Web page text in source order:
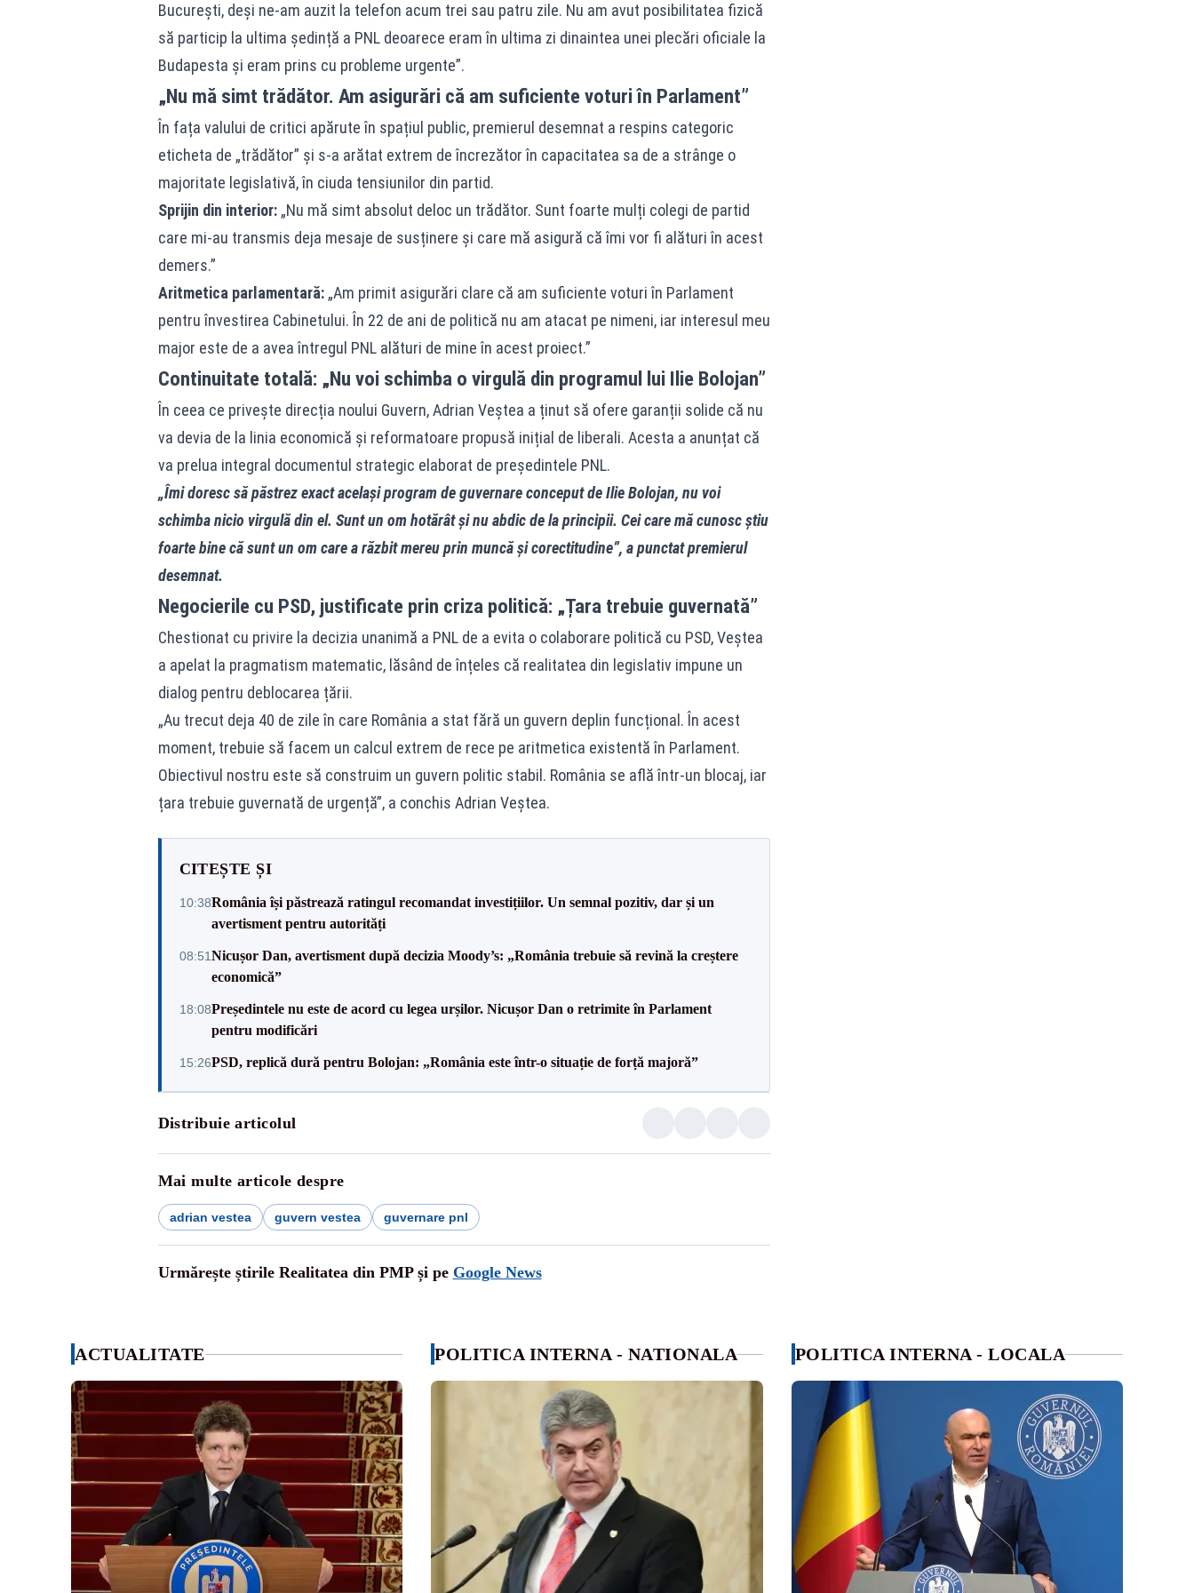
București, deși ne-am auzit la telefon acum trei sau patru zile. Nu am avut posibilitatea fizică
să particip la ultima ședință a PNL deoarece eram în ultima zi dinaintea unei plecări oficiale la
Budapesta și eram prins cu probleme urgente”.
„Nu mă simt trădător. Am asigurări că am suficiente voturi în Parlament”
În fața valului de critici apărute în spațiul public, premierul desemnat a respins categoric
eticheta de „trădător” și s-a arătat extrem de încrezător în capacitatea sa de a strânge o
majoritate legislativă, în ciuda tensiunilor din partid.
Sprijin din interior:„Nu mă simt absolut deloc un trădător. Sunt foarte mulți colegi de partid
care mi-au transmis deja mesaje de susținere și care mă asigură că îmi vor fi alături în acest
demers.”
Aritmetica parlamentară:„Am primit asigurări clare că am suficiente voturi în Parlament
pentru învestirea Cabinetului. În 22 de ani de politică nu am atacat pe nimeni, iar interesul meu
major este de a avea întregul PNL alături de mine în acest proiect.”
Continuitate totală: „Nu voi schimba o virgulă din programul lui Ilie Bolojan”
În ceea ce privește direcția noului Guvern, Adrian Veștea a ținut să ofere garanții solide că nu
va devia de la linia economică și reformatoare propusă inițial de liberali. Acesta a anunțat că
va prelua integral documentul strategic elaborat de președintele PNL.
„Îmi doresc să păstrez exact același program de guvernare conceput de Ilie Bolojan, nu voi
schimba nicio virgulă din el. Sunt un om hotărât și nu abdic de la principii. Cei care mă cunosc știu
foarte bine că sunt un om care a răzbit mereu prin muncă și corectitudine”, a punctat premierul
desemnat.
Negocierile cu PSD, justificate prin criza politică: „Țara trebuie guvernată”
Chestionat cu privire la decizia unanimă a PNL de a evita o colaborare politică cu PSD, Veștea
a apelat la pragmatism matematic, lăsând de înțeles că realitatea din legislativ impune un
dialog pentru deblocarea țării.
„Au trecut deja 40 de zile în care România a stat fără un guvern deplin funcțional. În acest
moment, trebuie să facem un calcul extrem de rece pe aritmetica existentă în Parlament.
Obiectivul nostru este să construim un guvern politic stabil. România se află într-un blocaj, iar
țara trebuie guvernată de urgență”, a conchis Adrian Veștea.
CITEȘTE ȘI
10:38România își păstrează ratingul recomandat investițiilor. Un semnal pozitiv, dar și un
avertisment pentru autorități
08:51Nicușor Dan, avertisment după decizia Moody’s: „România trebuie să revină la creștere
economică”
18:08Președintele nu este de acord cu legea urșilor. Nicușor Dan o retrimite în Parlament
pentru modificări
15:26PSD, replică dură pentru Bolojan: „România este într-o situație de forță majoră”
Distribuie articolul
Mai multe articole despre
adrian vestea guvern vestea guvernare pnl
Urmărește știrile Realitatea din PMP și pe Google News
ACTUALITATE POLITICA INTERNA - NATIONALA POLITICA INTERNA - LOCALA